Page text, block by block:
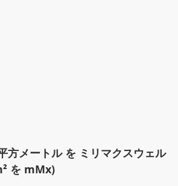
方メートル を ミリマクスウェル
を mMx)